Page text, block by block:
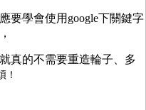
要學會使用google下關鍵字
真的不需要重造輪子、多
！